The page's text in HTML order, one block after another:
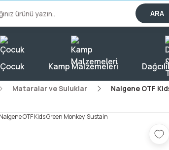
2000 TL Üzeri Alışverişlerde KARGO BEDAVA!
ARA
Çocuk Kamp Malzemeleri
Mataralar ve Suluklar Nalgene OTF